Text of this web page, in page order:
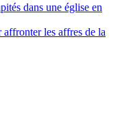
dans une église en
les affres de la